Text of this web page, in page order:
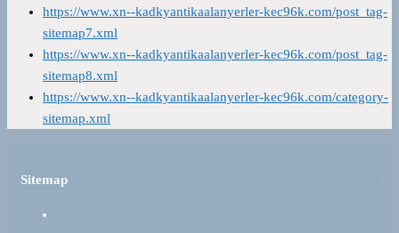
https://www.xn--kadkyantikaalanyerler-kec96k.com/post_tag-
sitemap7.xml
https://www.xn--kadkyantikaalanyerler-kec96k.com/post_tag-
sitemap8.xml
https://www.xn--kadkyantikaalanyerler-kec96k.com/category-
sitemap.xml
Sitemap